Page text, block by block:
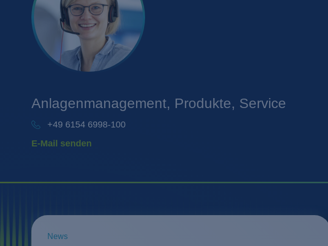
Anlagenmanagement, Produkte, Service
+49 6154 6998-100
E-Mail senden
News